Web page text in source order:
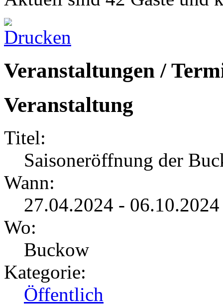
Veranstaltungen /
Veranstaltung
Titel:
Saisoneröffnung der
Wann:
27.04.2024 -
Wo:
Buckow
Kategorie:
Öffentlich